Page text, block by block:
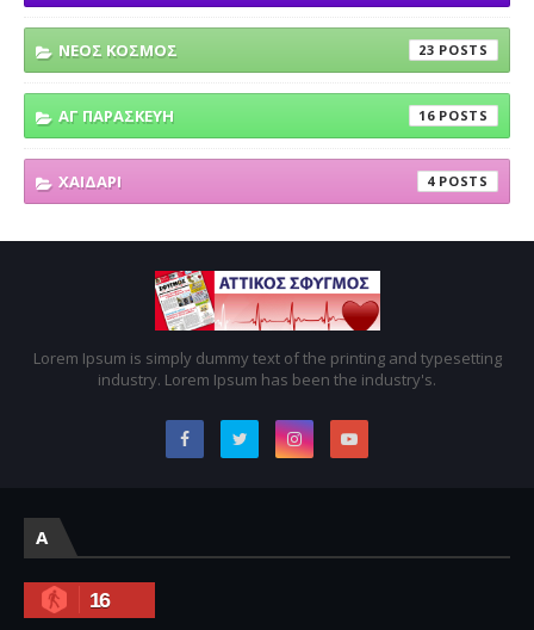
ΝΕΟΣ ΚΟΣΜΟΣ 23
ΑΓ ΠΑΡΑΣΚΕΥΗ 16
ΧΑΙΔΑΡΙ 4
Lorem Ipsum is simply dummy text of the printing and typesetting
industry. Lorem Ipsum has been the industry's.
A
16